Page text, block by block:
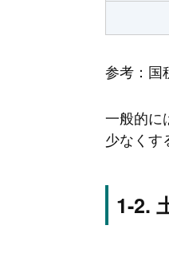
参考：国
一般的に
少なくす